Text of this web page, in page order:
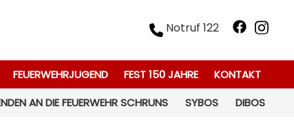
Notruf 122
FEUERWEHRJUGEND FEST 150 JAHRE
KONTAKT
AN DIE FEUERWEHR SCHRUNS SYBOS DIBOS